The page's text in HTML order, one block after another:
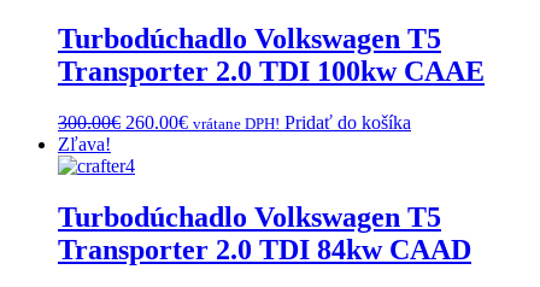
Turbodúchadlo Volkswagen T5
Transporter 2.0 TDI 100kw CAAE
300.00€ Original
was:
260.00€Current
vrátane DPH! Pridať do košíka
Zľava!
Turbodúchadlo Volkswagen T5
Transporter 2.0 TDI 84kw CAAD